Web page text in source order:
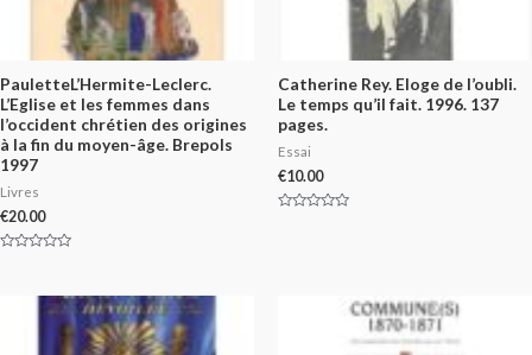
PauletteL’Hermite-Leclerc.
L’Eglise et les femmes dans
l’occident chrétien des origines
à la fin du moyen-âge. Brepols
1997
Livres
€20.00
Catherine Rey. Eloge de l’oubli.
Le temps qu’il fait. 1996. 137
pages.
Essai
€10.00